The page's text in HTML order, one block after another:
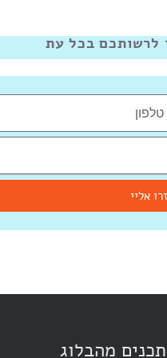
לרשותכם בכל עת
אליי
תכנים מהבלוג